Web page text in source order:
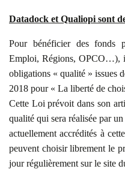
Datadock et Qualiopi sont
Pour bénéficier des fonds
Emploi, Régions, OPCO…),
obligations « qualité » issues
2018 pour « La liberté de
Cette Loi prévoit dans son
qualité qui sera réalisée par
actuellement accrédités à
peuvent choisir librement le
jour régulièrement sur le site